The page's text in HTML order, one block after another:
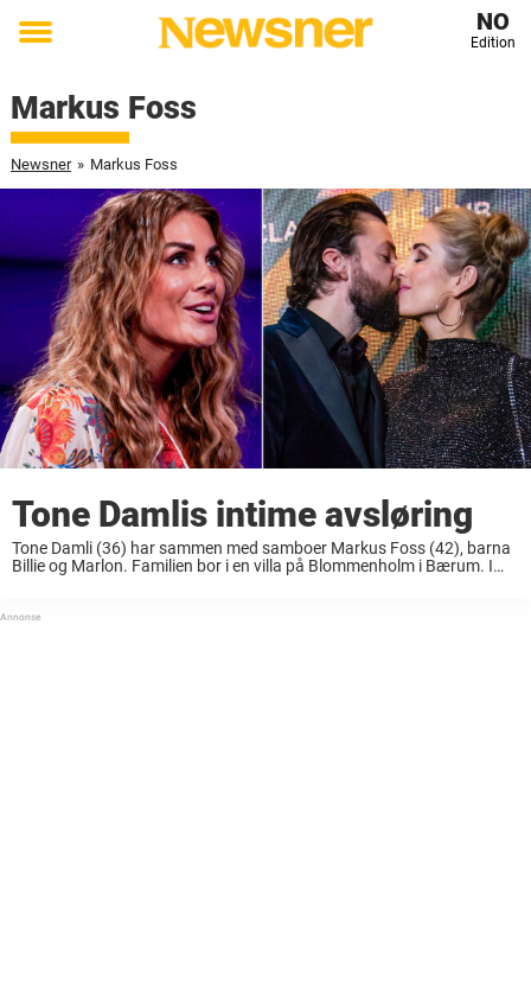
Toggle
NO
Edition
Markus Foss
Newsner » Markus Foss
Tone Damlis intime avsløring
Tone Damli (36) har sammen med samboer Markus Foss (42), barna
Billie og Marlon. Familien bor i en villa på Blommenholm i Bærum. I